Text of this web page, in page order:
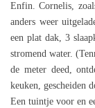
Enfin. Cornelis,
anders weer
een plat dak, 3
stromend water.
de meter deed,
keuken, gescheiden
Een tuintje voor en